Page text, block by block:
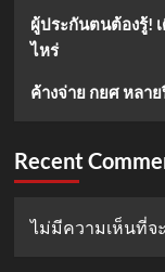
ผู้ประกันตนต้องรู้!
ไหร่
ค้างจ่าย กยศ หลา
Recent
ไม่มีความเห็นที่จ